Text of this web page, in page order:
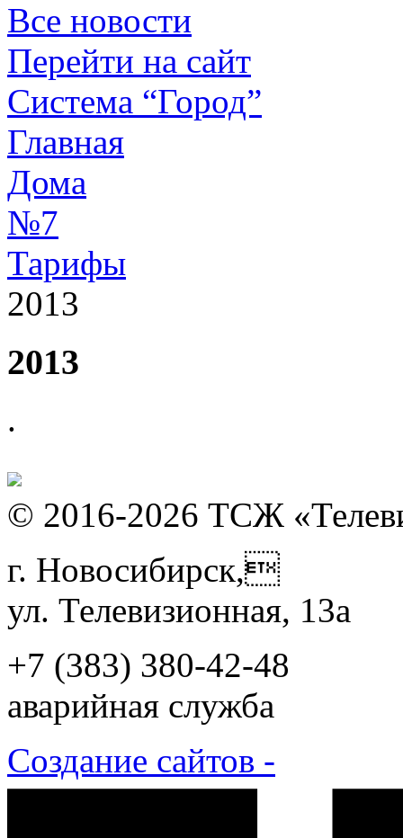
Все новости
Перейти на сайт
Система “Город”
Главная
Дома
№7
Тарифы
2013
2013
.
© 2016-2026 ТСЖ
г. Новосибирск,
ул. Телевизионная, 13а
+7 (383) 380-42-48
аварийная служба
Создание сайтов -